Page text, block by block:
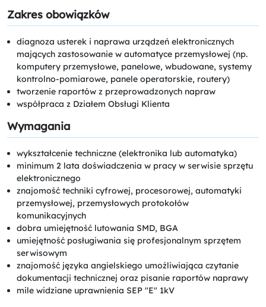
Zakres obowiązków
diagnoza usterek i naprawa urządzeń elektronicznych
mających zastosowanie w automatyce przemysłowej (np.
komputery przemysłowe, panelowe, wbudowane, systemy
kontrolno-pomiarowe, panele operatorskie, routery)
tworzenie raportów z przeprowadzonych napraw
współpraca z Działem Obsługi Klienta
Wymagania
wykształcenie techniczne (elektronika lub automatyka)
minimum 2 lata doświadczenia w pracy w serwisie sprzętu
elektronicznego
znajomość techniki cyfrowej, procesorowej, automatyki
przemysłowej, przemysłowych protokołów
komunikacyjnych
dobra umiejętność lutowania SMD, BGA
umiejętność posługiwania się profesjonalnym sprzętem
serwisowym
znajomość języka angielskiego umożliwiająca czytanie
dokumentacji technicznej oraz pisanie raportów naprawy
mile widziane uprawnienia SEP "E" 1kV